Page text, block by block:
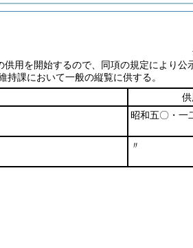
用を開始するので、同項の規定により公
課において一般の縦覧に供する。
昭和五〇・一
〃